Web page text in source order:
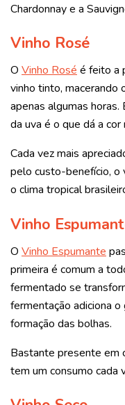
Chardonnay e a
Vinho Rosé
O Vinho Rosé é feito a
vinho tinto, macerando
apenas algumas
da uva é o que dá a cor
Cada vez mais
pelo custo-benefício, o
o clima tropical
Vinho
O Vinho Espumante
primeira é comum a
fermentado se
fermentação adiciona
formação das bolhas.
Bastante presente em
tem um consumo cada